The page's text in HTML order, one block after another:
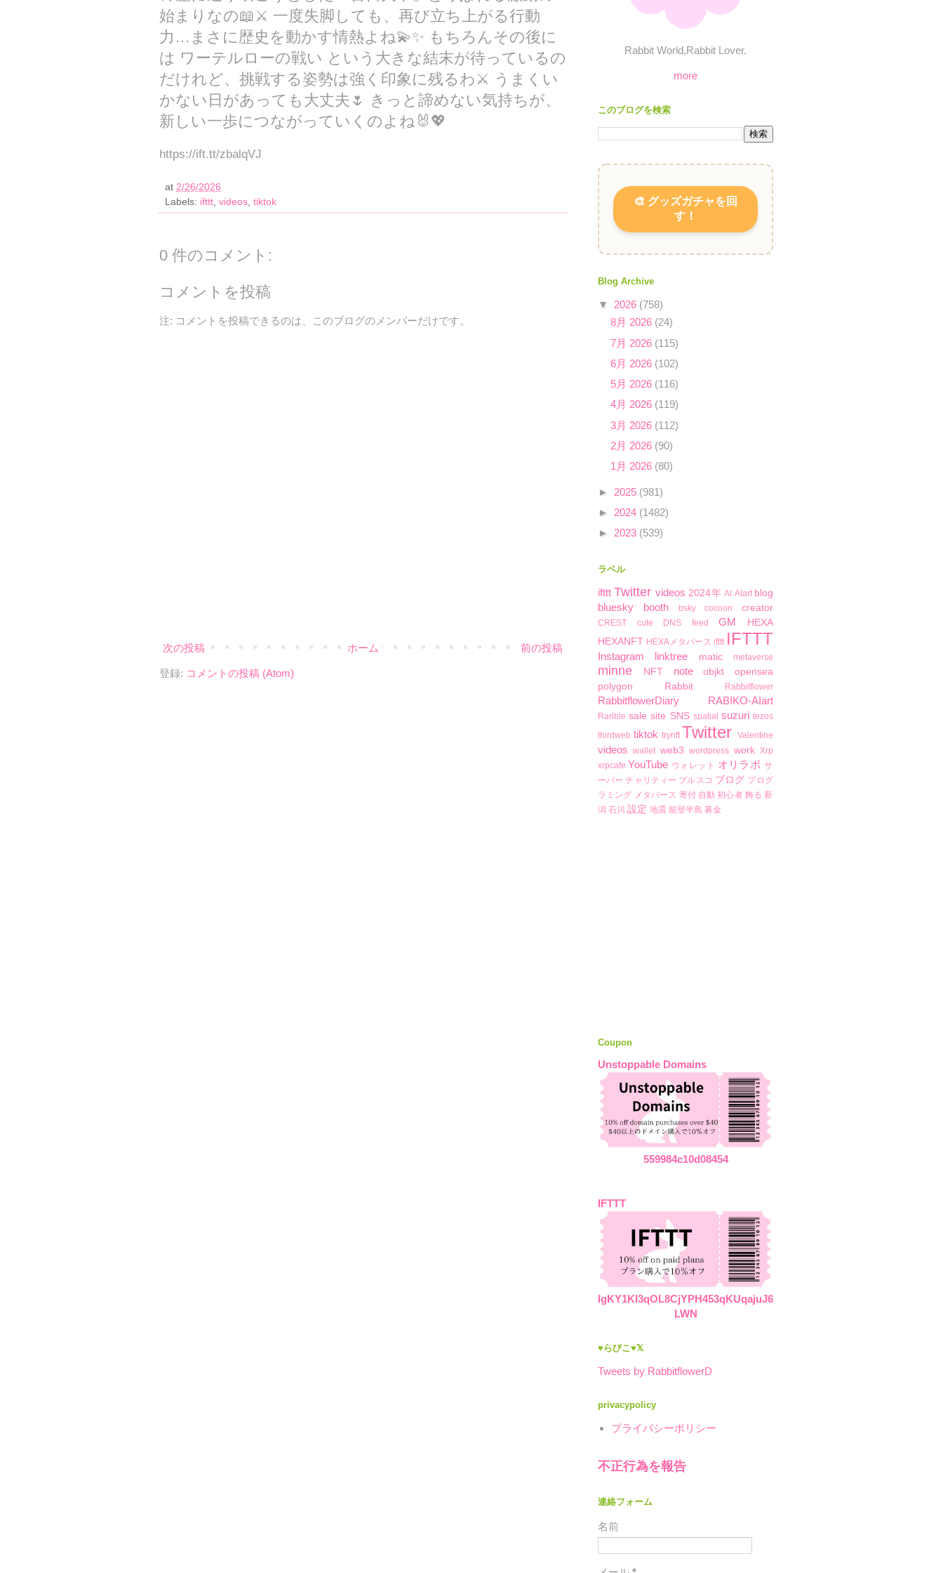
始まりなの📖⚔️ 一度失脚しても、再び立ち上がる行動
力…まさに歴史を動かす情熱よね💫✨ もちろんその後に
は ワーテルローの戦い という大きな結末が待っているの
だけれど、挑戦する姿勢は強く印象に残るわ⚔️ うまくい
かない日があっても大丈夫🌷 きっと諦めない気持ちが、
新しい一歩につながっていくのよね🐰💖
https://ift.tt/zbalqVJ
at 2/26/2026
Labels: ifttt videos tiktok
0 件のコメント:
コメントを投稿
注: コメントを投稿できるのは、このブログのメンバーだけです。
次の投稿 前の投稿
ホーム
登録: コメントの投稿 (Atom)
Rabbit World,Rabbit Lover.
more
このブログを検索
🎨 グッズガチャを回
す！
Blog Archive
▼ 2026 (758)
8月 2026 (24)
7月 2026 (115)
6月 2026 (102)
5月 2026 (116)
4月 2026 (119)
3月 2026 (112)
2月 2026 (90)
1月 2026 (80)
► 2025 (981)
► 2024 (1482)
► 2023 (539)
ラベル
ifttt Twitter videos 2024年 AI AIart blog
bluesky booth bsky cocoon creator
CREST cute DNS feed GM
HEXA
HEXANFT HEXAメタバース ifttt IFTTT
Instagram linktree matic metaverse
minne NFT note objkt
opensea
polygon
Rabbit Rabbitflower
RabbitflowerDiary RABIKO-AIart
Rarible sale site SNS spatial suzuri tezos
thirdweb tiktok trynft Twitter Valentine
videos wallet web3 wordpress work Xrp
xrpcafe YouTube ウォレット オリラボ サ
ーバー チャリティー ブルスコ ブログ プログ
ラミング メタバース 寄付 自動 初心者 飾る 新
潟 石川 設定 地震 能登半島 募金
Coupon
Unstoppable Domains
559984c10d08454
IFTTT
IgKY1KI3qOL8CjYPH453qKUqajuJ6
LWN
♥らびこ♥𝕏
Tweets by RabbitflowerD
privacypolicy
プライバシーポリシー
不正行為を報告
連絡フォーム
名前